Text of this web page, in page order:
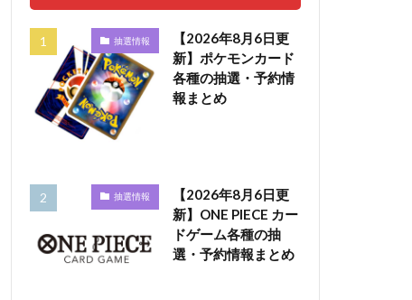
抽選情報
【2026年8月6日更
新】ポケモンカード
各種の抽選・予約情
報まとめ
抽選情報
【2026年8月6日更
新】ONE PIECE カー
ドゲーム各種の抽
選・予約情報まとめ